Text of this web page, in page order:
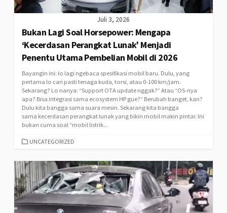
Juli 3, 2026
Bukan Lagi Soal Horsepower: Mengapa
‘Kecerdasan Perangkat Lunak’ Menjadi
Penentu Utama Pembelian Mobil di 2026
Bayangin ini: lo lagi ngebaca spesifikasi mobil baru. Dulu, yang
pertama lo cari pasti tenaga kuda, torsi, atau 0-100 km/jam.
Sekarang? Lo nanya: “Support OTA update nggak?” Atau “OS-nya
apa? Bisa integrasi sama ecosystem HP gue?” Berubah banget, kan?
Dulu kita bangga sama suara mesin. Sekarang kita bangga
sama kecerdasan perangkat lunak yang bikin mobil makin pintar. Ini
bukan cuma soal “mobil listrik...
CATEGORIES
UNCATEGORIZED